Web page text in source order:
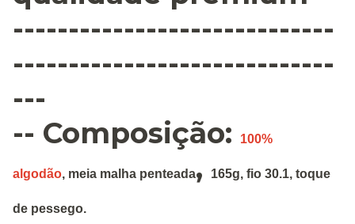
-----------------------------
-----------------------------
---
-- Composição:
100%
algodão, meia malha penteada, 165g, fio 30.1, toque
de pessego.